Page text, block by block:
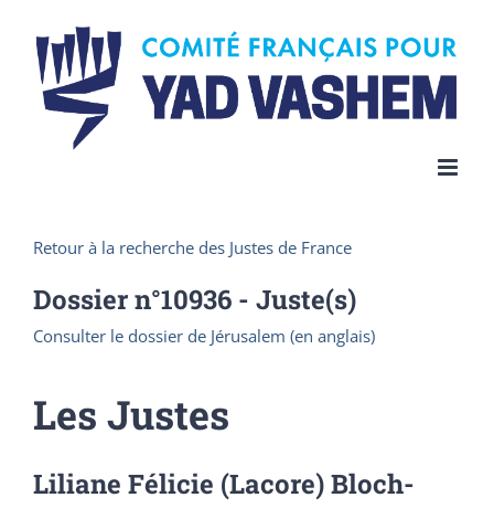
content
Retour à la recherche des Justes de France
Dossier n°10936 - Juste(s)
Consulter le dossier de Jérusalem (en anglais)
Les Justes
Liliane Félicie (Lacore) Bloch-